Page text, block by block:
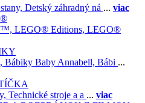
Detský záhradný ná ... viac
LEGO® Editions, LEGO®
Bábiky Baby Annabell, Bábi ...
Technické stroje a a ... viac